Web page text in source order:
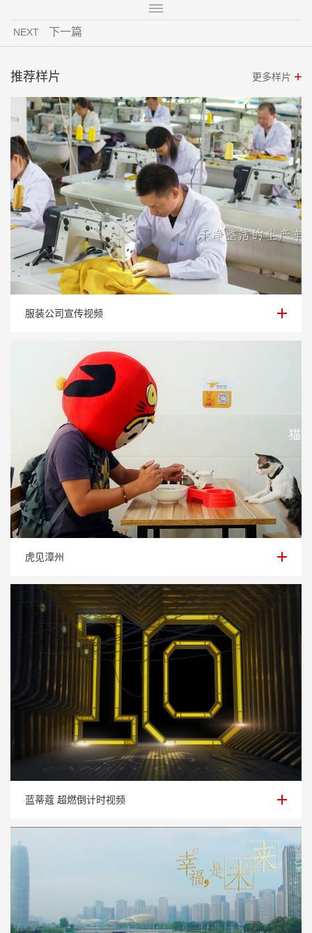
NEXT 下一篇
推荐样片 更多样片
服装公司宣传视频
服装公司宣传视频
虎见漳州
虎见漳州
蓝蒂蔻 超燃倒计时视频
蓝蒂蔻 超燃倒计时视频